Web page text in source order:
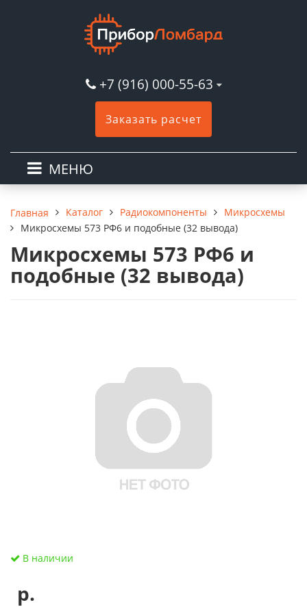
+7 (916) 000-55-63
Заказать расчет
МЕНЮ
Главная Каталог Радиокомпоненты
Микросхемы
Микросхемы 573 РФ6 и подобные (32 вывода)
Микросхемы 573 РФ6 и
подобные (32 вывода)
В наличии
р.